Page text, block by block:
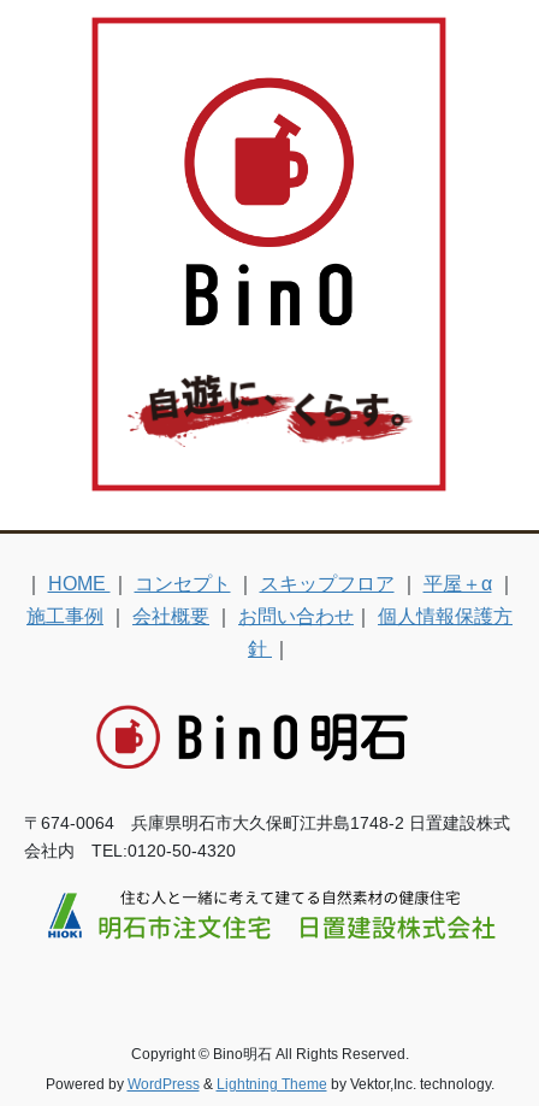
HOME コンセプト スキップフロア 平屋＋α｜
施工事例
会社概要 お問い合わせ
個人情報保護方
針
〒674-0064 兵庫県明石市大久保町江井島1748-2 日置建設株式
会社内 TEL:0120-50-4320
Copyright © Bino明石 All Rights Reserved.
Powered by WordPress& Lightning Theme by Vektor,Inc. technology.